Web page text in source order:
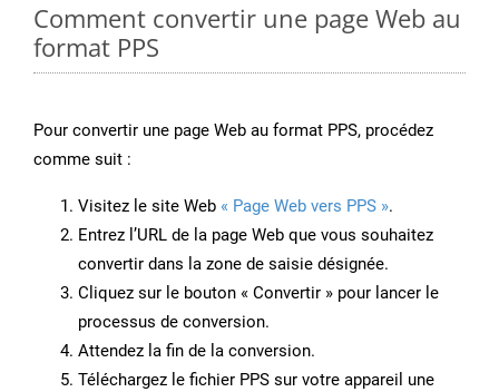
Comment convertir une page Web au
format PPS
Pour convertir une page Web au format PPS, procédez
comme suit :
Visitez le site Web « Page Web vers PPS ».
Entrez l’URL de la page Web que vous souhaitez
convertir dans la zone de saisie désignée.
Cliquez sur le bouton « Convertir » pour lancer le
processus de conversion.
Attendez la fin de la conversion.
Téléchargez le fichier PPS sur votre appareil une